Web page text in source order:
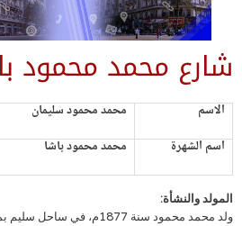
شارع محمد محمود
الاسم
محمد محمود سليمان
اسم الشهرة
محمد محمود باشا
المولد والنشأة:
ولد محمد محمود سنة 1877م،